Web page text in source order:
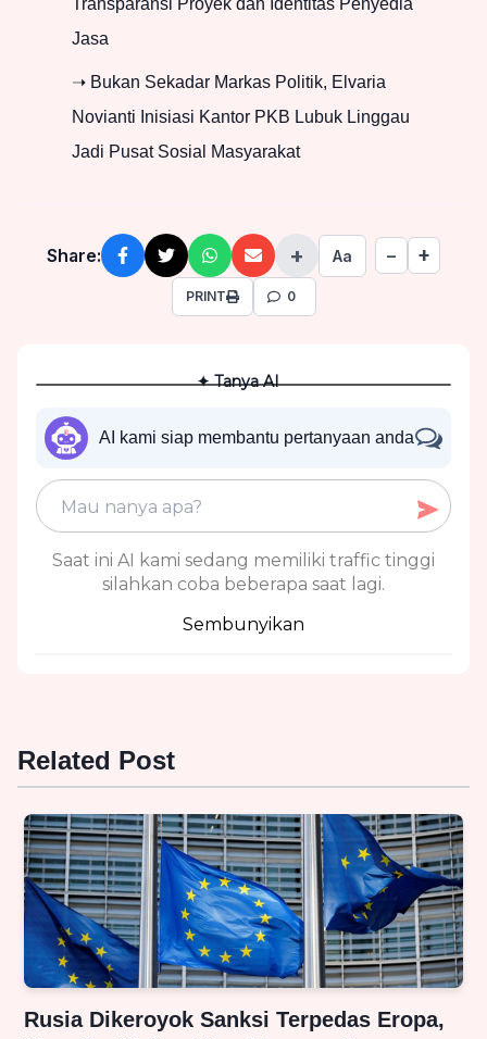
Transparansi Proyek dan Identitas Penyedia
Jasa
➝ Bukan Sekadar Markas Politik, Elvaria
Novianti Inisiasi Kantor PKB Lubuk Linggau
Jadi Pusat Sosial Masyarakat
Share: + Aa − +
PRINT 0
✦ Tanya AI
AI kami siap membantu pertanyaan anda
Saat ini AI kami sedang memiliki traffic tinggi
silahkan coba beberapa saat lagi.
Sembunyikan
Related Post
Rusia Dikeroyok Sanksi Terpedas Eropa,